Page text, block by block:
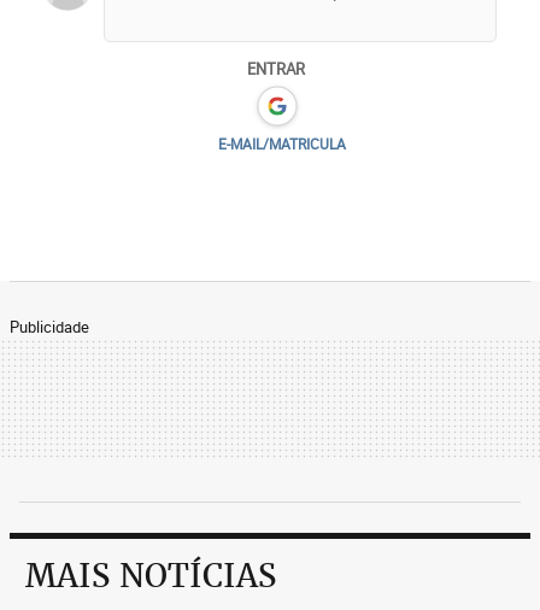
ENTRAR
E-MAIL/MATRICULA
Publicidade
MAIS NOTÍCIAS